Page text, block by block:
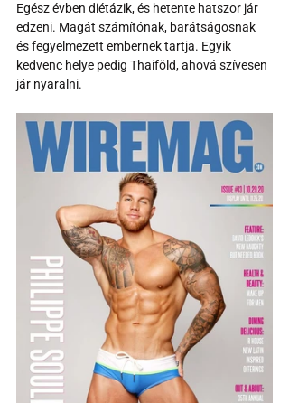
Egész évben diétázik, és hetente hatszor jár
edzeni. Magát számítónak, barátságosnak
és fegyelmezett embernek tartja. Egyik
kedvenc helye pedig Thaiföld, ahová szívesen
jár nyaralni.